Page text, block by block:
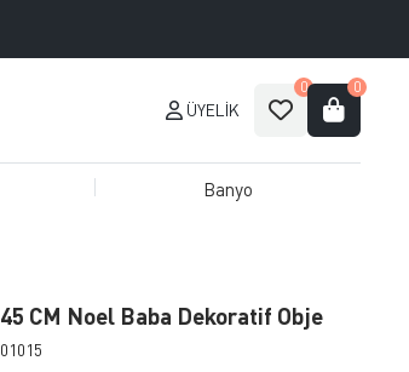
ÜYELIK
0 0
Banyo
45 CM Noel Baba Dekoratif Obje
01015